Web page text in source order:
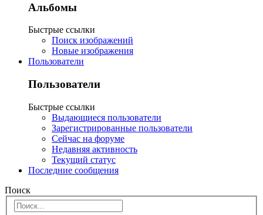
Альбомы
Быстрые ссылки
Поиск изображений
Новые изображения
Пользователи
Пользователи
Быстрые ссылки
Выдающиеся пользователи
Зарегистрированные пользователи
Сейчас на форуме
Недавняя активность
Текущий статус
Последние сообщения
Поиск